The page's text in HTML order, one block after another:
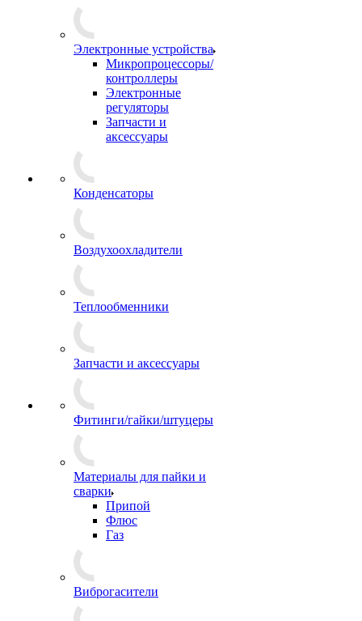
Электронные устройства
Микропроцессоры/
контроллеры
Электронные
регуляторы
Запчасти и
аксессуары
Конденсаторы
Воздухоохладители
Теплообменники
Запчасти и аксессуары
Фитинги/гайки/штуцеры
Материалы для пайки и
сварки
Припой
Флюс
Газ
Виброгасители